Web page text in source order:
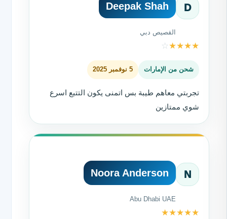
D
Deepak Shah
القصيص دبي
★
★
★
★
☆
شحن من الإمارات 5 نوفمبر 2025
تجربتي معاهم طيبة بس اتمنى يكون التتبع اسرع
شوي ممتازين
N
Noora Anderson
Abu Dhabi UAE
★
★
★
★
★